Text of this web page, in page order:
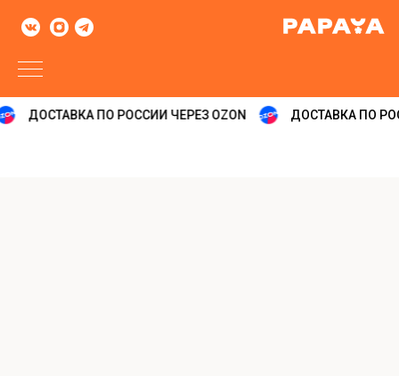
ДОСТАВКА ПО РОССИИ ЧЕРЕЗ OZON ДОСТАВКА ПО